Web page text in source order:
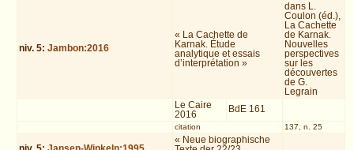
niv. 5:Jambon:2016
« La Cachette de
Karnak. Étude
analytique et essais
d’interprétation »
dans L.
Coulon (éd.),
La Cachette
de Karnak.
Nouvelles
perspectives
sur les
découvertes
de G.
Legrain
Le Caire
2016
BdE 161
citation 137, n. 25
« Neue biographische